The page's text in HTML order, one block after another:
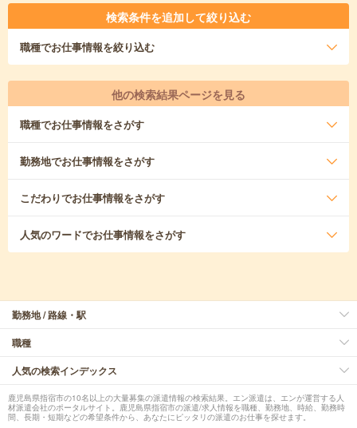
検索条件を追加して絞り込む
職種でお仕事情報を絞り込む
他の検索結果ページを見る
職種でお仕事情報をさがす
勤務地でお仕事情報をさがす
こだわりでお仕事情報をさがす
人気のワードでお仕事情報をさがす
勤務地 / 路線・駅
職種
人気の検索インデックス
鹿児島県指宿市の10名以上の大量募集の派遣情報の検索結果。エン派遣は、エンが運営する人
材派遣会社のポータルサイト。鹿児島県指宿市の派遣/求人情報を職種、勤務地、時給、勤務時
間、長期・短期などの希望条件から、あなたにピッタリの派遣のお仕事を探せます。